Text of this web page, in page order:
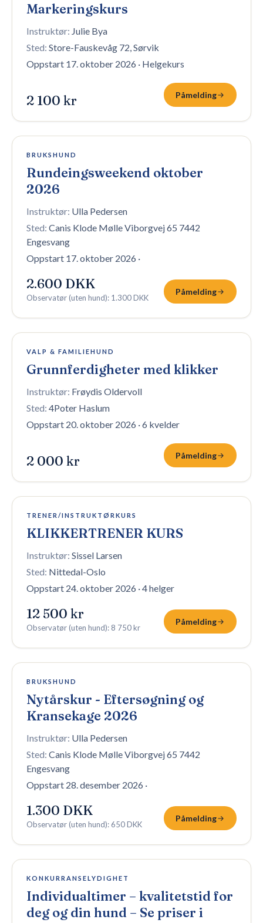
Markeringskurs
Instruktør: Julie Bya
Sted: Store-Fauskevåg 72, Sørvik
Oppstart 17. oktober 2026 · Helgekurs
2 100 kr Påmelding
1 plass igjen
BRUKSHUND
Rundeingsweekend oktober
2026
Instruktør: Ulla Pedersen
Sted: Canis Klode Mølle Viborgvej 65 7442
Engesvang
Oppstart 17. oktober 2026 ·
2.600 DKK
Observatør (uten hund): 1.300 DKK
Påmelding
4 plasser igjen
VALP & FAMILIEHUND
Grunnferdigheter med klikker
Instruktør: Frøydis Oldervoll
Sted: 4Poter Haslum
Oppstart 20. oktober 2026 ·6 kvelder
2 000 kr Påmelding
1 plass igjen
TRENER/INSTRUKTØRKURS
KLIKKERTRENER KURS
Instruktør: Sissel Larsen
Sted: Nittedal-Oslo
Oppstart 24. oktober 2026 ·4 helger
12 500 kr
Observatør (uten hund): 8 750 kr
Påmelding
Fullt — venteliste
BRUKSHUND
Nytårskur - Eftersøgning og
Kransekage 2026
Instruktør: Ulla Pedersen
Sted: Canis Klode Mølle Viborgvej 65 7442
Engesvang
Oppstart 28. desember 2026 ·
1.300 DKK
Observatør (uten hund): 650 DKK
Påmelding
Åpen påmelding
KONKURRANSELYDIGHET
Individualtimer – kvalitetstid for
deg og din hund – Se priser i